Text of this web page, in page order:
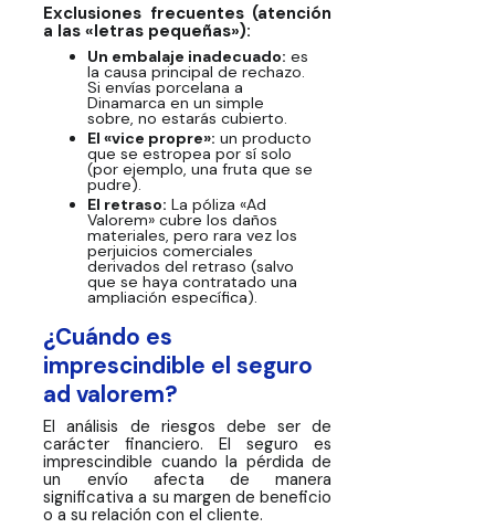
Exclusiones frecuentes (atención
a las «letras pequeñas»):
Un embalaje inadecuado: es
la causa principal de rechazo.
Si envías porcelana a
Dinamarca en un simple
sobre, no estarás cubierto.
El «vice propre»: un producto
que se estropea por sí solo
(por ejemplo, una fruta que se
pudre).
El retraso: La póliza «Ad
Valorem» cubre los daños
materiales, pero rara vez los
perjuicios comerciales
derivados del retraso (salvo
que se haya contratado una
ampliación específica).
¿Cuándo es
imprescindible el seguro
ad valorem?
El análisis de riesgos debe ser de
carácter financiero. El seguro es
imprescindible cuando la pérdida de
un envío afecta de manera
significativa a su margen de beneficio
o a su relación con el cliente.